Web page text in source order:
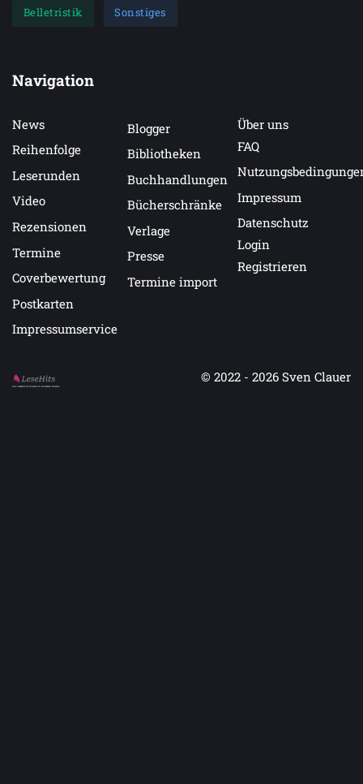
Belletristik Sonstiges
Navigation
News
Reihenfolge
Leserunden
Video
Rezensionen
Termine
Coverbewertung
Postkarten
Impressumservice
Blogger
Bibliotheken
Buchhandlungen
Bücherschränke
Verlage
Presse
Termine import
Über uns
FAQ
Impressum
Datenschutz
Login
Registrieren
Auf LeseHits.de findest Du die besten Bücher.
© 2022 - 2026 Sven Clauer